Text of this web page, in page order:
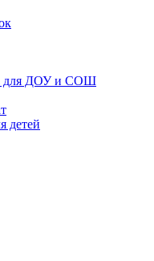
для ДОУ и СОШ
детей